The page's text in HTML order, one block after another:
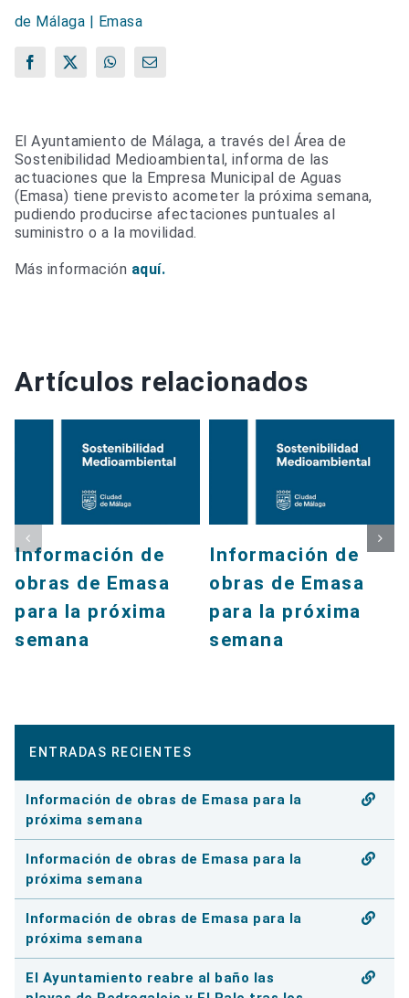
de Málaga | Emasa
Facebook
X WhatsAppCorreo
El Ayuntamiento de Málaga, a través del Área de
Sostenibilidad Medioambiental, informa de las
actuaciones que la Empresa Municipal de Aguas
(Emasa) tiene previsto acometer la próxima semana,
pudiendo producirse afectaciones puntuales al
suministro o a la movilidad.
Más información aquí.
Artículos relacionados
Información de
obras de Emasa
para la próxima
semana
Información de
obras de Emasa
para la próxima
semana
ENTRADAS RECIENTES
Información de obras de Emasa para la
próxima semana
Información de obras de Emasa para la
próxima semana
Información de obras de Emasa para la
próxima semana
El Ayuntamiento reabre al baño las